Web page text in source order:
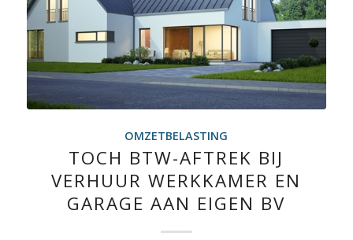
OMZETBELASTING
TOCH BTW-AFTREK BIJ
VERHUUR WERKKAMER EN
GARAGE AAN EIGEN BV